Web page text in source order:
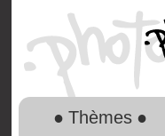
● Thèmes ●